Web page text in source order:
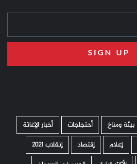
­ بيئة ومناخ أحتجاجات
أخبار الإغاثة
إعلام إقتصاد
إنقلاب 2021